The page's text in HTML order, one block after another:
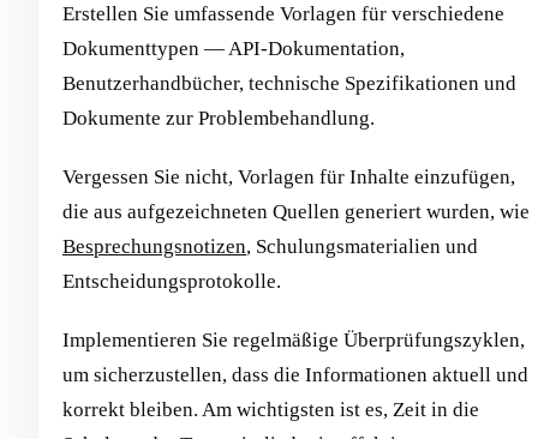
Erstellen Sie umfassende Vorlagen für verschiedene
Dokumenttypen — API-Dokumentation,
Benutzerhandbücher, technische Spezifikationen und
Dokumente zur Problembehandlung.
Vergessen Sie nicht, Vorlagen für Inhalte einzufügen,
die aus aufgezeichneten Quellen generiert wurden, wie
Besprechungsnotizen, Schulungsmaterialien und
Entscheidungsprotokolle.
Implementieren Sie regelmäßige Überprüfungszyklen,
um sicherzustellen, dass die Informationen aktuell und
korrekt bleiben. Am wichtigsten ist es, Zeit in die